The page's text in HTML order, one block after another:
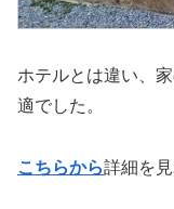
ホテルとは違い、
適でした。
こちらから詳細を